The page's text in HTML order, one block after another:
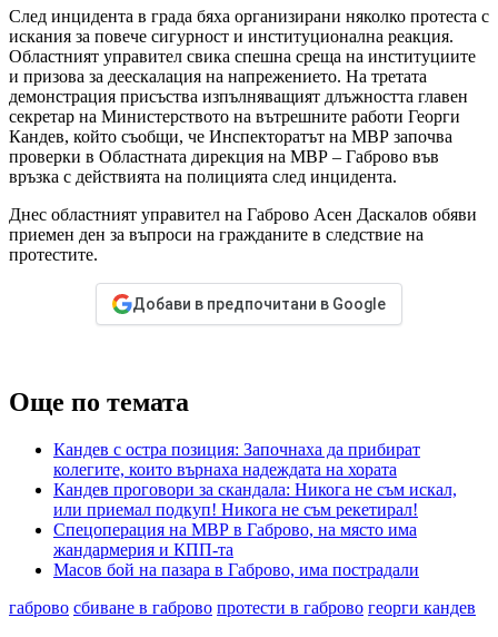
След инцидента в града бяха организирани няколко протеста с
искания за повече сигурност и институционална реакция.
Областният управител свика спешна среща на институциите
и призова за деескалация на напрежението. На третата
демонстрация присъства изпълняващият длъжността главен
секретар на Министерството на вътрешните работи Георги
Кандев, който съобщи, че Инспекторатът на МВР започва
проверки в Областната дирекция на МВР – Габрово във
връзка с действията на полицията след инцидента.
Днес областният управител на Габрово Асен Даскалов обяви
приемен ден за въпроси на гражданите в следствие на
протестите.
Добави в предпочитани в Google
Още по темата
Кандев с остра позиция: Започнаха да прибират
колегите, които върнаха надеждата на хората
Кандев проговори за скандала: Никога не съм искал,
или приемал подкуп! Никога не съм рекетирал!
Спецоперация на МВР в Габрово, на място има
жандармерия и КПП-та
Масов бой на пазара в Габрово, има пострадали
габрово сбиване в габрово протести в габрово георги кандев